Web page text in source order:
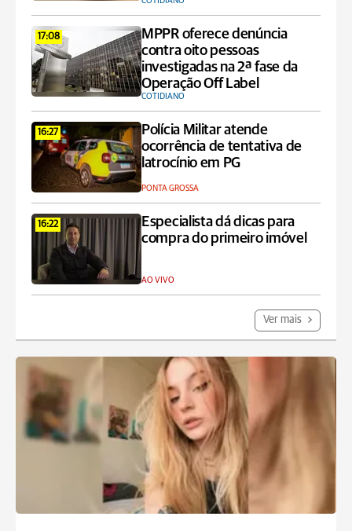
17:08
MPPR oferece denúncia
contra oito pessoas
investigadas na 2ª fase da
Operação Off Label
COTIDIANO
16:27
Polícia Militar atende
ocorrência de tentativa de
latrocínio em PG
PONTA GROSSA
16:22
Especialista dá dicas para
compra do primeiro imóvel
AO VIVO
Ver mais